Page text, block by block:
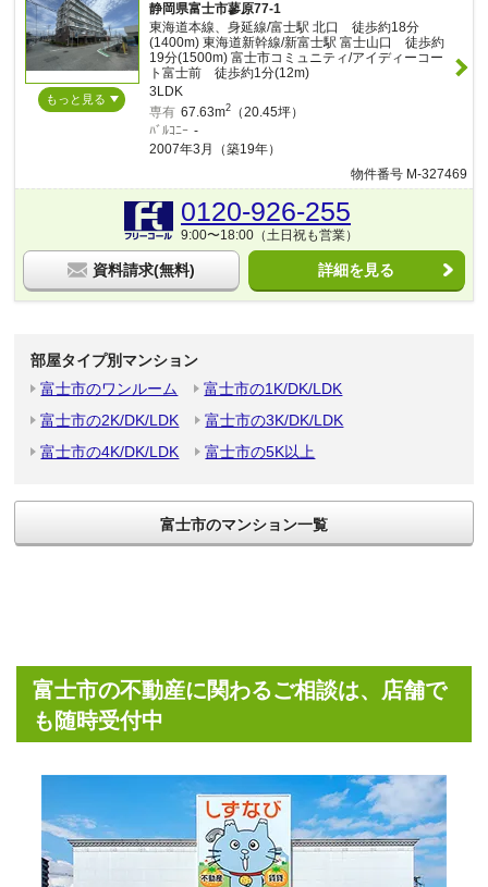
もっと見る
静岡県富士市蓼原77-1
東海道本線、身延線/富士駅 北口 徒歩約18分
(1400m) 東海道新幹線/新富士駅 富士山口 徒歩約
19分(1500m) 富士市コミュニティ/アイディーコー
ト富士前 徒歩約1分(12m)
3LDK
専有 67.63m2（20.45坪）
ﾊﾞﾙｺﾆｰ -
2007年3月（築19年）
物件番号 M-327469
0120-926-255
9:00〜18:00（土日祝も営業）
資料請求(無料) 詳細を見る
部屋タイプ別マンション
富士市のワンルーム
富士市の1K/DK/LDK
富士市の2K/DK/LDK
富士市の3K/DK/LDK
富士市の4K/DK/LDK
富士市の5K以上
富士市のマンション一覧
富士市の不動産に関わるご相談は、店舗で
も随時受付中